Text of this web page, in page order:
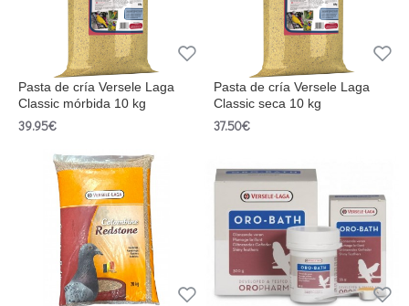
Pasta de cría Versele Laga
Classic mórbida 10 kg
39.95€
Pasta de cría Versele Laga
Classic seca 10 kg
37.50€